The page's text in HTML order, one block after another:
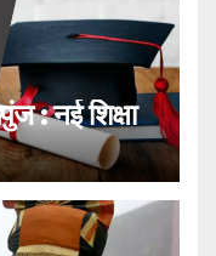
: नई शिक्षा